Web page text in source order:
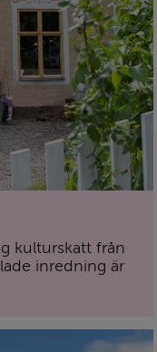
kulturskatt från
inredning är